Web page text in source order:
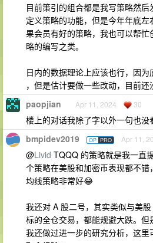
目前策引的组合都是我写策略然
定义策略的功能，但是今年年底
果会员有好的策略，我也可以帮
略的编写之类。
日内的数据理论上应该也行，因
，但是估计要做一些改动，目前还
paopjian Apr 11, 2024 30
楼上的对话我除了字以外一句也没
bmpidev2019 OP PRO Apr 11,
@Livid TQQQ 的策略就是我一直
个策略在美股和加密币表现都不
均线策略非常好😂
我还对 A 股二号，其实类似与美
标的全仓交易，都能规避大跌。但
我还做过进一步的研究分析，这